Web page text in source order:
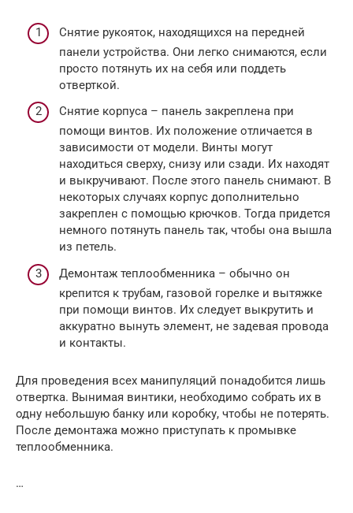
Снятие рукояток, находящихся на передней
панели устройства. Они легко снимаются, если
просто потянуть их на себя или поддеть
отверткой.
Снятие корпуса – панель закреплена при
помощи винтов. Их положение отличается в
зависимости от модели. Винты могут
находиться сверху, снизу или сзади. Их находят
и выкручивают. После этого панель снимают. В
некоторых случаях корпус дополнительно
закреплен с помощью крючков. Тогда придется
немного потянуть панель так, чтобы она вышла
из петель.
Демонтаж теплообменника – обычно он
крепится к трубам, газовой горелке и вытяжке
при помощи винтов. Их следует выкрутить и
аккуратно вынуть элемент, не задевая провода
и контакты.
Для проведения всех манипуляций понадобится лишь
отвертка. Вынимая винтики, необходимо собрать их в
одну небольшую банку или коробку, чтобы не потерять.
После демонтажа можно приступать к промывке
теплообменника.
…